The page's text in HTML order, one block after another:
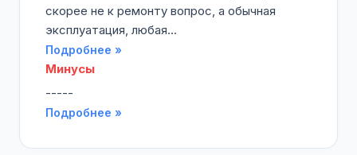
скорее не к ремонту вопрос, а обычная
эксплуатация, любая...
Подробнее »
Минусы
-----
Подробнее »